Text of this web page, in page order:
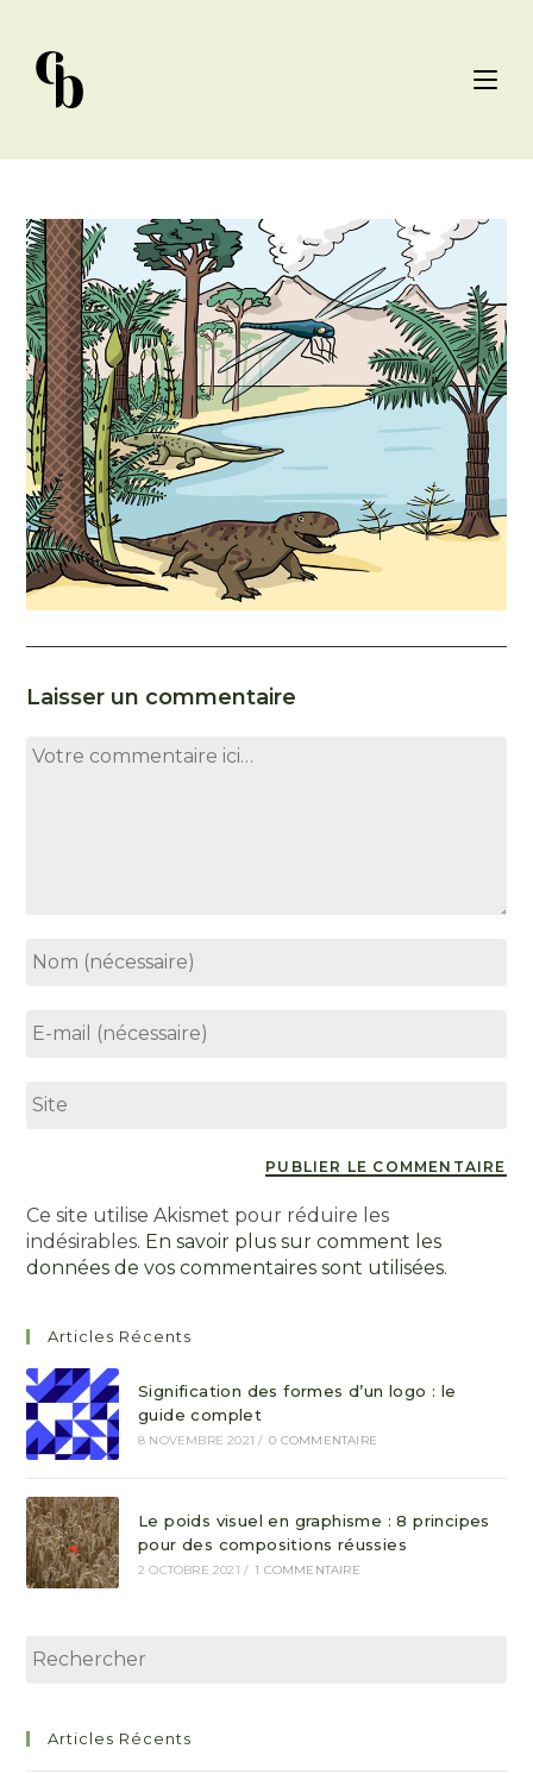
Laisser un commentaire
Ce site utilise Akismet pour réduire les
indésirables. En savoir plus sur comment les
données de vos commentaires sont utilisées.
Articles Récents
Signification des formes d’un logo : le
guide complet
8 NOVEMBRE 2021 / 0 COMMENTAIRE
Le poids visuel en graphisme : 8 principes
pour des compositions réussies
2 OCTOBRE 2021 / 1 COMMENTAIRE
Articles Récents